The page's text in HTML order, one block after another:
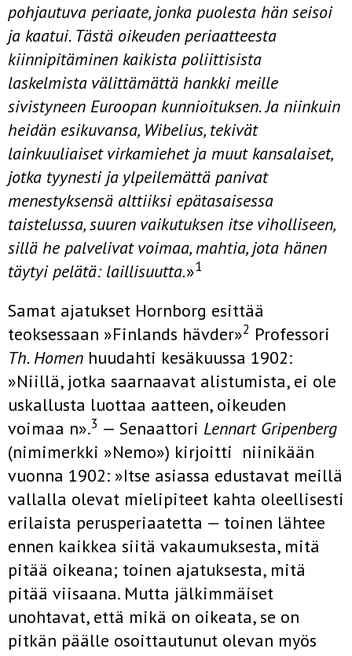
pohjautuva periaate, jonka puolesta hän seisoi
ja kaatui. Tästä oikeuden periaatteesta
kiinnipitäminen kaikista poliittisista
laskelmista välittämättä hankki meille
sivistyneen Euroopan kunnioituksen. Ja niinkuin
heidän esikuvansa, Wibe­lius, tekivät
lainkuuliaiset virkamiehet ja muut kansalaiset,
jotka tyynesti ja ylpeilemättä panivat
menestyksensä alttiiksi epätasaisessa
taistelussa, suuren vaikutuksen itse viholliseen,
sillä he palvelivat voimaa, mahtia, jota hänen
täytyi pelätä: laillisuutta.»1
Samat ajatukset Hornborg esittää
teoksessaan »Finlands hävder»2 Professori
Th. Homen huudahti kesäkuussa 1902:
»Niillä, jotka saarnaavat alistumista, ei ole
uskallusta luottaa aatteen, oikeuden
voimaa n».3 — Senaattori Lennart Gripenberg
(nimimerkki »Nemo») kirjoitti niinikään
vuonna 1902: »Itse asiassa edustavat meillä
vallalla olevat mielipiteet kahta oleellisesti
erilaista perusperiaatetta — toinen lähtee
ennen kaikkea siitä vakaumuksesta, mitä
pitää oi­keana; toinen ajatuksesta, mitä
pitää viisaana. Mutta jälkimmäiset
unohtavat, että mikä on oikeata, se on
pitkän päälle osoittautunut olevan myös